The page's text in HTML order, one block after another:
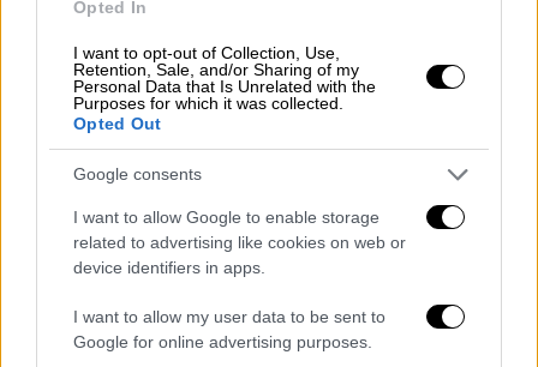
Opted In
I want to opt-out of Collection, Use,
Retention, Sale, and/or Sharing of my
Personal Data that Is Unrelated with the
Purposes for which it was collected.
Opted Out
Google consents
I want to allow Google to enable storage
related to advertising like cookies on web or
device identifiers in apps.
I want to allow my user data to be sent to
Google for online advertising purposes.
Ευτυχώς ωστόσο, τα παιδιά της ήταν κοντά
και αμέσως κατάλαβαν ότι στο σπίτι τους
είχαν μπει απατεώνες. Έπειτα τους
κυνήγησαν και, για να διαφύγουν,
ηλεκτρολόγοι πέταξαν πίσω τους τα
κοσμήματα και έσπευσαν να εξαφανιστούν
Σύμφωνα με το ρεπορτάζ τουlamiareport.gr
οι δράστες επιβιβάστηκαν σε ένα ασημί
- στο οποίο πιθανότατα τους περίμενε
και τρίτος συνεργός τους - και έφυγαν προς